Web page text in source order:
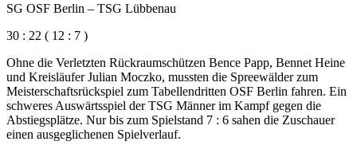
SG OSF Berlin – TSG Lübbenau
30 : 22 ( 12 : 7 )
Ohne die Verletzten Rückraumschützen Bence Papp, Bennet Heine
und Kreisläufer Julian Moczko, mussten die Spreewälder zum
Meisterschaftsrückspiel zum Tabellendritten OSF Berlin fahren. Ein
schweres Auswärtsspiel der TSG Männer im Kampf gegen die
Abstiegsplätze. Nur bis zum Spielstand 7 : 6 sahen die Zuschauer
einen ausgeglichenen Spielverlauf.